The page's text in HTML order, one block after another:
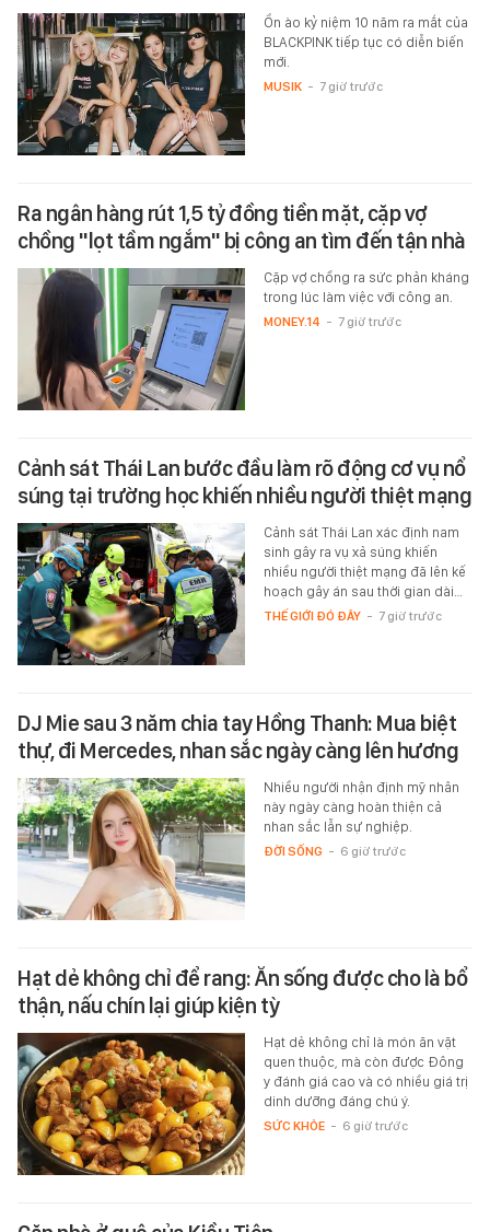
Ồn ào kỷ niệm 10 năm ra mắt của
BLACKPINK tiếp tục có diễn biến
mới.
MUSIK - 7 giờ trước
Ra ngân hàng rút 1,5 tỷ đồng tiền mặt, cặp vợ
chồng "lọt tầm ngắm" bị công an tìm đến tận nhà
Cặp vợ chồng ra sức phản kháng
trong lúc làm việc với công an.
MONEY.14 - 7 giờ trước
Cảnh sát Thái Lan bước đầu làm rõ động cơ vụ nổ
súng tại trường học khiến nhiều người thiệt mạng
Cảnh sát Thái Lan xác định nam
sinh gây ra vụ xả súng khiến
nhiều người thiệt mạng đã lên kế
hoạch gây án sau thời gian dài…
THẾ GIỚI ĐÓ ĐÂY - 7 giờ trước
DJ Mie sau 3 năm chia tay Hồng Thanh: Mua biệt
thự, đi Mercedes, nhan sắc ngày càng lên hương
Nhiều người nhận định mỹ nhân
này ngày càng hoàn thiện cả
nhan sắc lẫn sự nghiệp.
ĐỜI SỐNG - 6 giờ trước
Hạt dẻ không chỉ để rang: Ăn sống được cho là bổ
thận, nấu chín lại giúp kiện tỳ
Hạt dẻ không chỉ là món ăn vặt
quen thuộc, mà còn được Đông
y đánh giá cao và có nhiều giá trị
dinh dưỡng đáng chú ý.
SỨC KHỎE - 6 giờ trước